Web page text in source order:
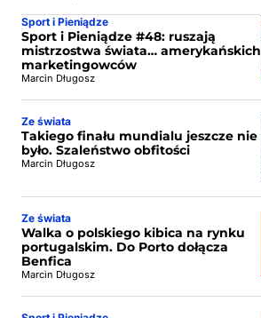
Sport i Pieniądze
Sport i Pieniądze #48: ruszają
mistrzostwa świata… amerykańskich
marketingowców
Marcin Długosz
Ze świata
Takiego finału mundialu jeszcze nie
było. Szaleństwo obfitości
Marcin Długosz
Ze świata
Walka o polskiego kibica na rynku
portugalskim. Do Porto dołącza
Benfica
Marcin Długosz